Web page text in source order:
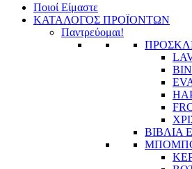
Ποιοί Είμαστε
ΚΑΤΑΛΟΓΟΣ ΠΡΟΪΟΝΤΩΝ
Παντρεύομαι!
ΒΙΒΛΙΑ